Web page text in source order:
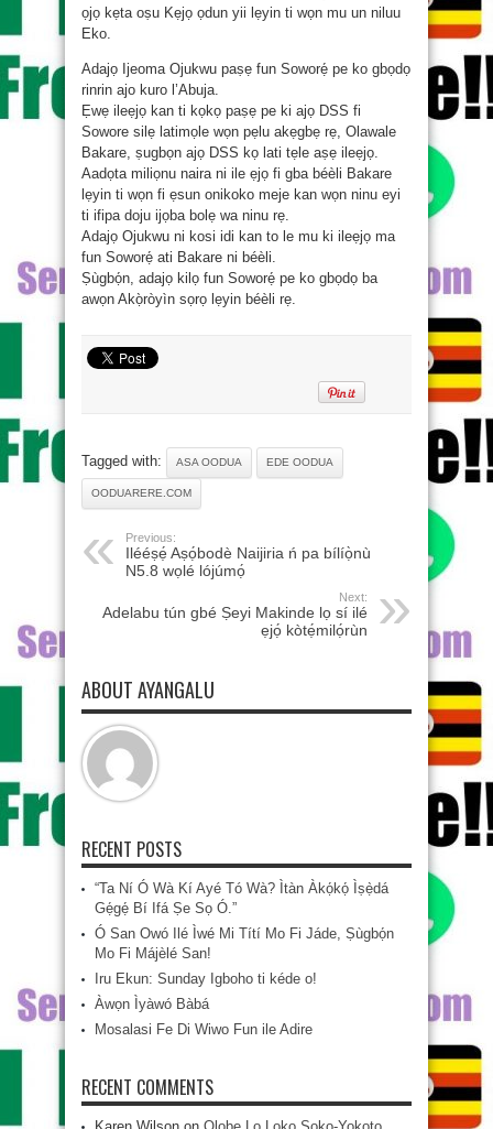
ọjọ kẹta oṣu Kẹjọ ọdun yii lẹyin ti wọn mu un niluu
Eko.
Adajọ Ijeoma Ojukwu paṣẹ fun Soworẹ́ pe ko gbọdọ
rinrin ajo kuro l’Abuja.
Ẹwẹ ileẹjọ kan ti kọkọ paṣẹ pe ki ajọ DSS fi
Sowore silẹ latimọle wọn pẹlu akẹgbẹ rẹ, Olawale
Bakare, ṣugbọn ajọ DSS kọ lati tẹle aṣẹ ileẹjọ.
Aadọta miliọnu naira ni ile ẹjọ fi gba béèli Bakare
lẹyin ti wọn fi ẹsun onikoko meje kan wọn ninu eyi
ti ifipa doju ijọba bolẹ wa ninu rẹ.
Adajọ Ojukwu ni kosi idi kan to le mu ki ileẹjọ ma
fun Soworẹ́ ati Bakare ni béèli.
Ṣùgbọ́n, adajọ kilọ fun Soworẹ́ pe ko gbọdọ ba
awọn Akọ̀ròyìn sọrọ lẹyin béèli rẹ.
Tagged with: ASA OODUA EDE OODUA
OODUARERE.COM
Previous:
Ilééṣẹ́ Aṣọ́bodè Naijiria ń pa bílíọ̀nù
N5.8 wọlé lójúmọ́
Next:
Adelabu tún gbé Ṣeyi Makinde lọ sí ilé
ẹjọ́ kòtẹ́milọ́rùn
ABOUT AYANGALU
RECENT POSTS
“Ta Ní Ó Wà Kí Ayé Tó Wà? Ìtàn Àkọ́kọ́ Ìṣẹ̀dá
Gẹ́gẹ́ Bí Ifá Ṣe Sọ Ó.”
Ó San Owó Ilé Ìwé Mi Títí Mo Fi Jáde, Ṣùgbọ́n
Mo Fi Májèlé San!
Iru Ekun: Sunday Igboho ti kéde o!
Àwọn Ìyàwó Bàbá
Mosalasi Fe Di Wiwo Fun ile Adire
RECENT COMMENTS